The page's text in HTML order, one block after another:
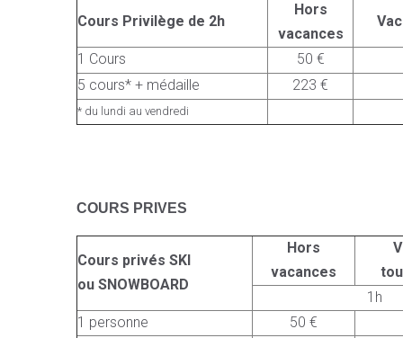
Cours Privilège de 2h
Hors
vacances
1 Cours
50 €
5 cours* + médaille
223 €
* du lundi au vendredi
COURS PRIVES
Cours privés SKI
ou SNOWBOARD
Hors
vacances
1h
1 personne
50 €